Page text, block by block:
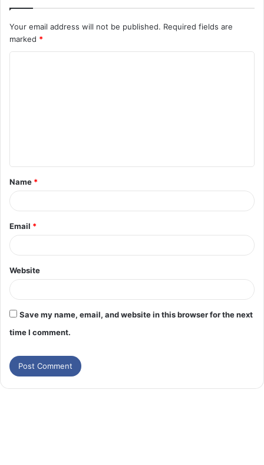
Your email address will not be published. Required fields are
marked *
Name *
Email *
Website
Save my name, email, and website in this browser for the next
time I comment.